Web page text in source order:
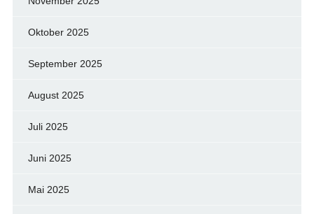
Oktober 2025
September 2025
August 2025
Juli 2025
Juni 2025
Mai 2025